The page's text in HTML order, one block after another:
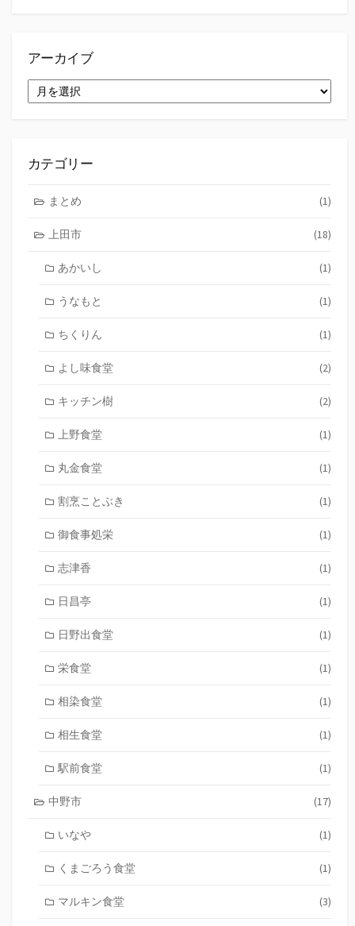
アーカイブ
ー
カテゴリー
まとめ (1)
上田市 (18)
あかいし (1)
うなもと (1)
ちくりん (1)
よし味食堂 (2)
キッチン樹 (2)
上野食堂 (1)
丸金食堂 (1)
割烹ことぶき (1)
御食事処栄 (1)
志津香 (1)
日昌亭 (1)
日野出食堂 (1)
栄食堂 (1)
相染食堂 (1)
相生食堂 (1)
駅前食堂 (1)
中野市 (17)
いなや (1)
くまごろう食堂 (1)
マルキン食堂 (3)